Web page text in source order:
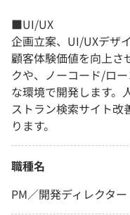
■UI/UX
企画立案、UI/UXデザ
顧客体験価値を向上さ
クや、ノーコード/ロ
な環境で開発します。
ストラン検索サイト改
ります。
職種名
PM／開発ディレクター